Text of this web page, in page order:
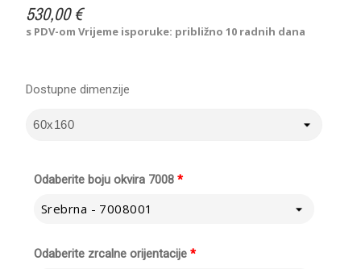
530,00 €
s PDV-omVrijeme isporuke: približno 10 radnih dana
*
Odaberite boju okvira 7008
Srebrna - 7008001
*
Odaberite zrcalne orijentacije
Dostupne dimenzije